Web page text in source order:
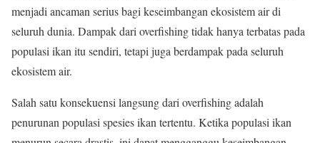
menjadi ancaman serius bagi keseimbangan ekosistem air di
seluruh dunia. Dampak dari overfishing tidak hanya terbatas pada
populasi ikan itu sendiri, tetapi juga berdampak pada seluruh
ekosistem air.
Salah satu konsekuensi langsung dari overfishing adalah
penurunan populasi spesies ikan tertentu. Ketika populasi ikan